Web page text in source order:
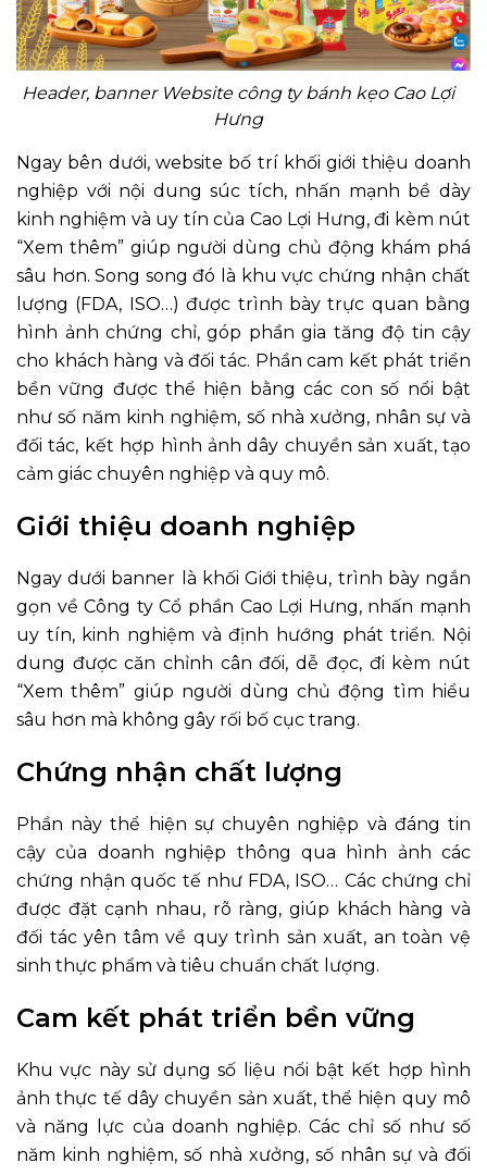
Header, banner Website công ty bánh kẹo Cao Lợi
Hưng
Ngay bên dưới, website bố trí khối giới thiệu doanh
nghiệp với nội dung súc tích, nhấn mạnh bề dày
kinh nghiệm và uy tín của Cao Lợi Hưng, đi kèm nút
“Xem thêm” giúp người dùng chủ động khám phá
sâu hơn. Song song đó là khu vực chứng nhận chất
lượng (FDA, ISO…) được trình bày trực quan bằng
hình ảnh chứng chỉ, góp phần gia tăng độ tin cậy
cho khách hàng và đối tác. Phần cam kết phát triển
bền vững được thể hiện bằng các con số nổi bật
như số năm kinh nghiệm, số nhà xưởng, nhân sự và
đối tác, kết hợp hình ảnh dây chuyền sản xuất, tạo
cảm giác chuyên nghiệp và quy mô.
Giới thiệu doanh nghiệp
Ngay dưới banner là khối Giới thiệu, trình bày ngắn
gọn về Công ty Cổ phần Cao Lợi Hưng, nhấn mạnh
uy tín, kinh nghiệm và định hướng phát triển. Nội
dung được căn chỉnh cân đối, dễ đọc, đi kèm nút
“Xem thêm” giúp người dùng chủ động tìm hiểu
sâu hơn mà không gây rối bố cục trang.
Chứng nhận chất lượng
Phần này thể hiện sự chuyên nghiệp và đáng tin
cậy của doanh nghiệp thông qua hình ảnh các
chứng nhận quốc tế như FDA, ISO… Các chứng chỉ
được đặt cạnh nhau, rõ ràng, giúp khách hàng và
đối tác yên tâm về quy trình sản xuất, an toàn vệ
sinh thực phẩm và tiêu chuẩn chất lượng.
Cam kết phát triển bền vững
Khu vực này sử dụng số liệu nổi bật kết hợp hình
ảnh thực tế dây chuyền sản xuất, thể hiện quy mô
và năng lực của doanh nghiệp. Các chỉ số như số
năm kinh nghiệm, số nhà xưởng, số nhân sự và đối